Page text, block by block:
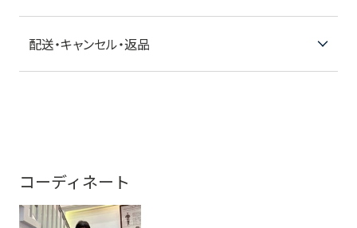
配送・キャンセル・返品
コーディネート